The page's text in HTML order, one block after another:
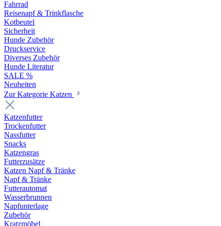
Fahrrad
Reisenapf & Trinkflasche
Kotbeutel
Sicherheit
Hunde Zubehör
Druckservice
Diverses Zubehör
Hunde Literatur
SALE %
Neuheiten
Zur Kategorie Katzen
Katzenfutter
Trockenfutter
Nassfutter
Snacks
Katzengras
Futterzusätze
Katzen Napf & Tränke
Napf & Tränke
Futterautomat
Wasserbrunnen
Napfunterlage
Zubehör
Kratzmöbel